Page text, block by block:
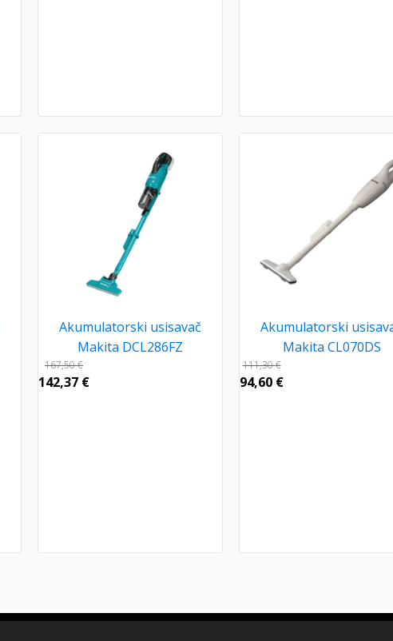
Akumulatorski usisavač
Makita DCL286FZ
167,50€
142,37 €
Akumulatorski
Makita CL070DS
111,30€
94,60 €